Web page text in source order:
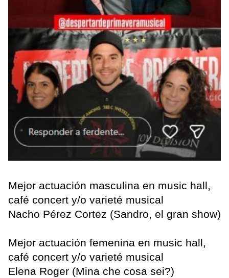
Mejor actuación masculina en music hall,
café concert y/o varieté musical
Nacho Pérez Cortez (Sandro, el gran show)
Mejor actuación femenina en music hall,
café concert y/o varieté musical
Elena Roger (Mina che cosa sei?)